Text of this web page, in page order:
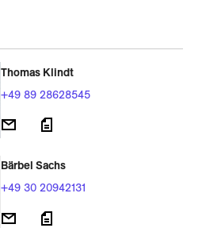
Thomas Klindt
+49 89 28628545
Bärbel Sachs
+49 30 20942131